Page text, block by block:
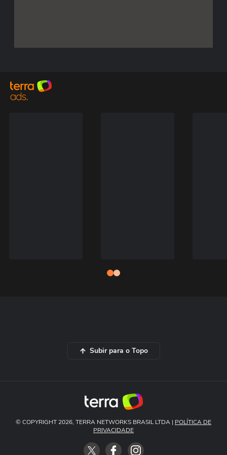
Subir para o Topo
© COPYRIGHT 2026, TERRA NETWORKS BRASIL LTDA | POLÍTICA DE
PRIVACIDADE